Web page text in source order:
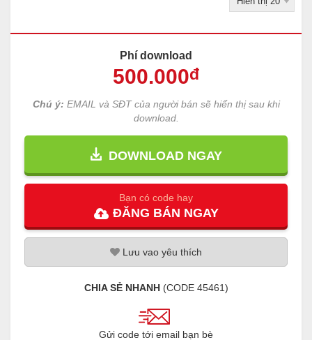
Phí download
500.000đ
Chú ý: EMAIL và SĐT của người bán sẽ hiển thị sau khi
download.
DOWNLOAD NGAY
Bạn có code hay
ĐĂNG BÁN NGAY
Lưu vao yêu thích
CHIA SẺ NHANH(CODE 45461)
Gửi code tới email bạn bè